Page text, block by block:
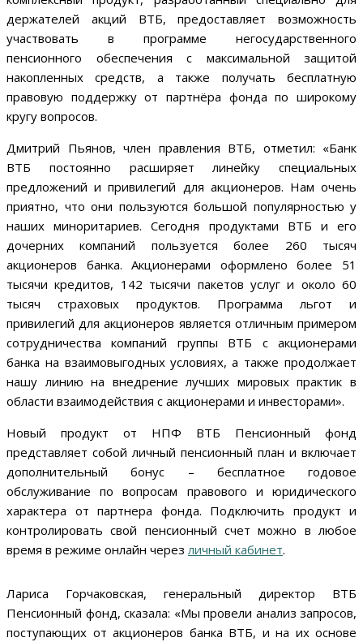
держателей акций ВТБ, предоставляет возможность
участвовать в программе негосударственного
пенсионного обеспечения с максимальной защитой
накопленных средств, а также получать бесплатную
правовую поддержку от партнёра фонда по широкому
кругу вопросов.
Дмитрий Пьянов, член правления ВТБ, отметил: «Банк
ВТБ постоянно расширяет линейку специальных
предложений и привилегий для акционеров. Нам очень
приятно, что они пользуются большой популярностью у
наших миноритариев. Сегодня продуктами ВТБ и его
дочерних компаний пользуется более 260 тысяч
акционеров банка. Акционерами оформлено более 51
тысячи кредитов, 142 тысячи пакетов услуг и около 60
тысяч страховых продуктов. Программа льгот и
привилегий для акционеров является отличным примером
сотрудничества компаний группы ВТБ с акционерами
банка на взаимовыгодных условиях, а также продолжает
нашу линию на внедрение лучших мировых практик в
области взаимодействия с акционерами и инвесторами».
Новый продукт от НПФ ВТБ Пенсионный фонд
представляет собой личный пенсионный план и включает
дополнительный бонус – бесплатное годовое
обслуживание по вопросам правового и юридического
характера от партнера фонда. Подключить продукт и
контролировать свой пенсионный счет можно в любое
время в режиме онлайн через личный кабинет.
Лариса Горчаковская, генеральный директор ВТБ
Пенсионный фонд, сказала: «Мы провели анализ запросов,
поступающих от акционеров банка ВТБ, и на их основе